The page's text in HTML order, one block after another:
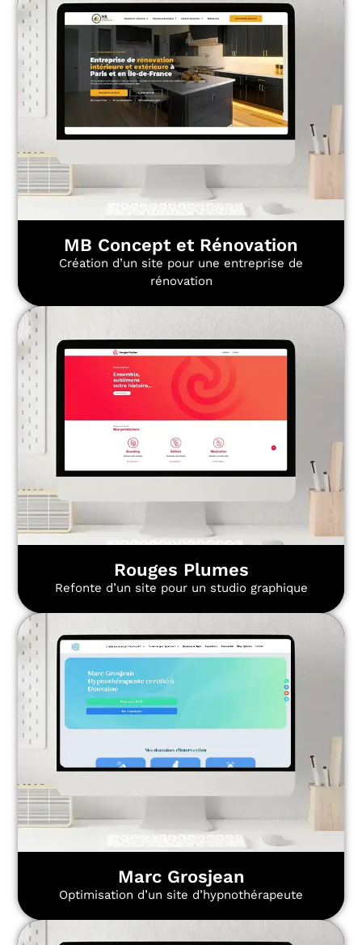
MB Concept et Rénovation
Création d’un site pour une entreprise de
rénovation
Rouges Plumes
Refonte d’un site pour un studio graphique
Marc Grosjean
Optimisation d’un site d’hypnothérapeute